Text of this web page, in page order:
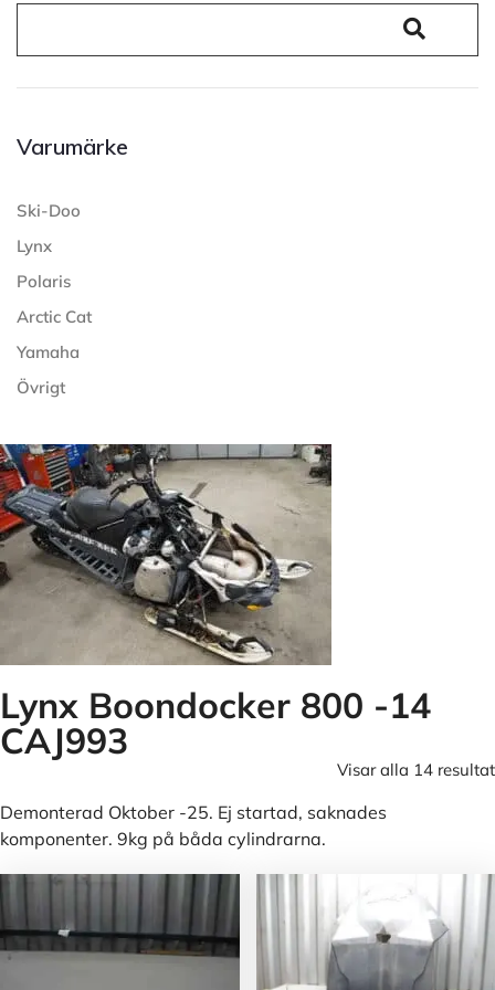
Varumärke
Ski-Doo
Lynx
Polaris
Arctic Cat
Yamaha
Övrigt
Lynx Boondocker 800 -14
CAJ993
Visar alla 14 resultat
Demonterad Oktober -25. Ej startad, saknades
komponenter. 9kg på båda cylindrarna.